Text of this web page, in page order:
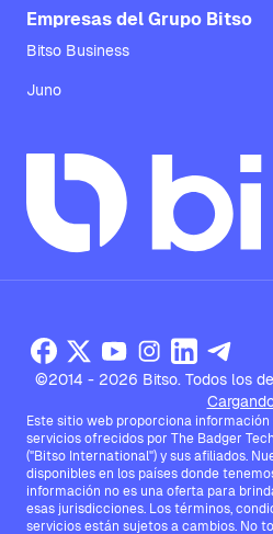
Empresas del Grupo Bitso
Bitso Business
Juno
©2014 - 2026 Bitso. Todos los
Este sitio web proporciona
servicios ofrecidos por The Badger
("Bitso International") y sus afiliados.
disponibles en los países donde
información no es una oferta para
esas jurisdicciones. Los términos,
servicios están sujetos a cambios. No